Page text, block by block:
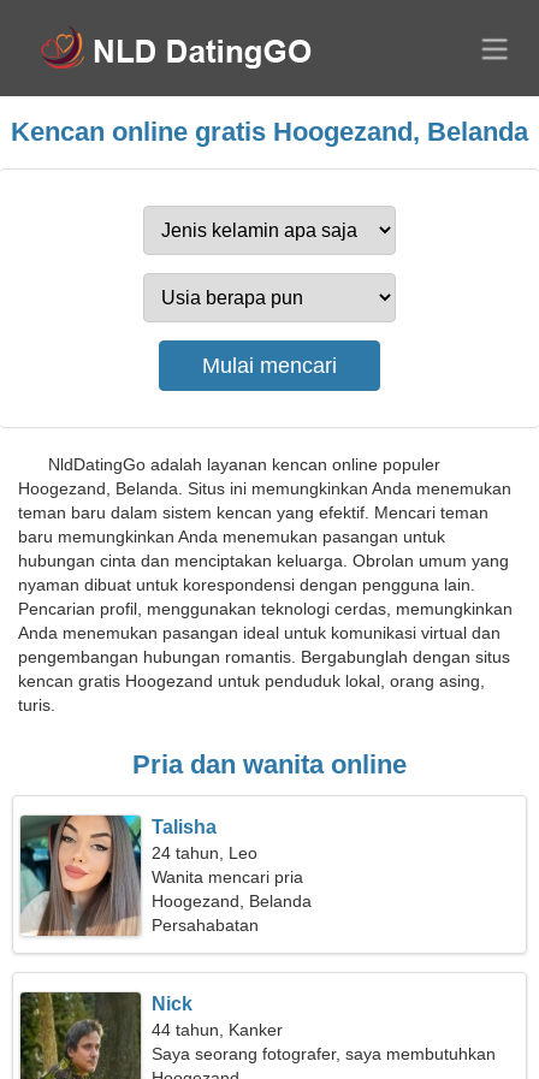
Kencan online gratis Hoogezand, Belanda
NldDatingGo adalah layanan kencan online populer
Hoogezand, Belanda. Situs ini memungkinkan Anda menemukan
teman baru dalam sistem kencan yang efektif. Mencari teman
baru memungkinkan Anda menemukan pasangan untuk
hubungan cinta dan menciptakan keluarga. Obrolan umum yang
nyaman dibuat untuk korespondensi dengan pengguna lain.
Pencarian profil, menggunakan teknologi cerdas, memungkinkan
Anda menemukan pasangan ideal untuk komunikasi virtual dan
pengembangan hubungan romantis. Bergabunglah dengan situs
kencan gratis Hoogezand untuk penduduk lokal, orang asing,
turis.
Pria dan wanita online
Talisha
24 tahun, Leo
Wanita mencari pria
Hoogezand, Belanda
Persahabatan
Nick
44 tahun, Kanker
Saya seorang fotografer, saya membutuhkan